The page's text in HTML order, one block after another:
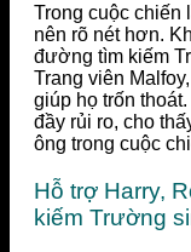
Trong cuộc chiến
nên rõ nét hơn.
đường tìm kiếm
Trang viên
giúp họ trốn
đầy rủi ro, cho
ông trong cuộc
Hỗ trợ Harry,
kiếm Trường